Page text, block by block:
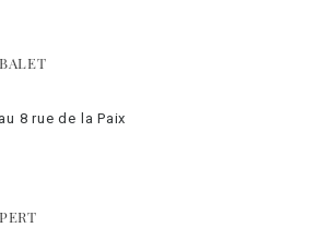
8 rue de la Paix